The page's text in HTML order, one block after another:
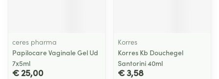
ceres pharma
Papilocare Vaginale Gel Ud
7x5ml
€ 25,00
Korres
Korres Kb Douchegel
Santorini 40ml
€ 3,58